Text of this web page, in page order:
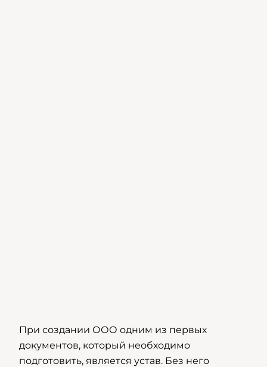
При создании ООО одним из первых
документов, который необходимо
подготовить, является устав. Без него